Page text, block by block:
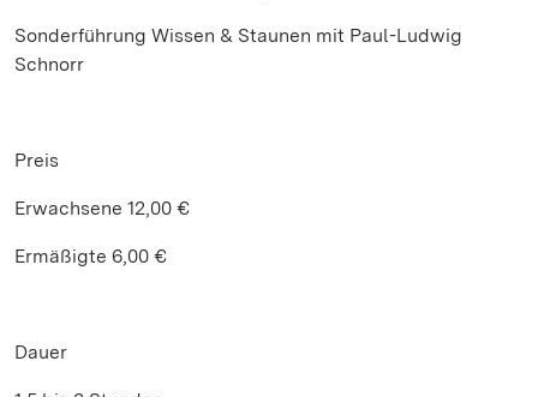
Sonderführung Wissen & Staunen mit Paul-Ludwig
Schnorr
Preis
Erwachsene 12,00 €
Ermäßigte 6,00 €
Dauer